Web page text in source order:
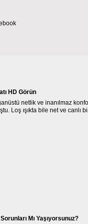
HD Görün
netlik ve inanılmaz
Loş ışıkta bile net ve canlı
Mı Yaşıyorsunuz?